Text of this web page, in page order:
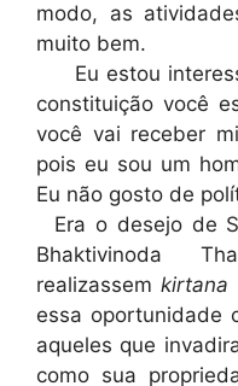
modo, as
muito bem.
Eu estou
constituição você
você vai receber
pois eu sou um
Eu não gosto de
Era o desejo de
Bhaktivinoda
realizassem kirtana
essa oportunidade
aqueles que
como sua